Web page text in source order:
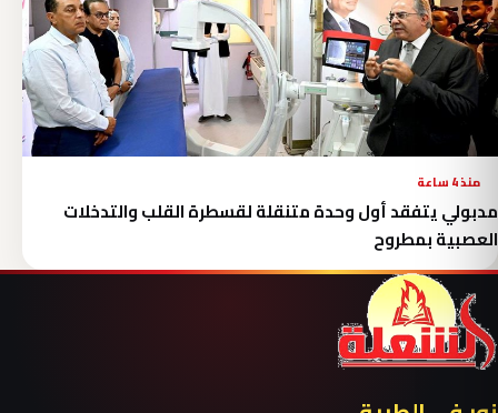
منذ 4 ساعة
مدبولي يتفقد أول وحدة متنقلة لقسطرة القلب والتدخلات
العصبية بمطروح